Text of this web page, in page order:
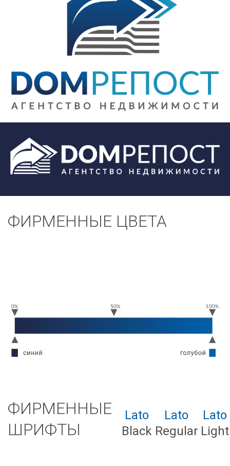
ФИРМЕННЫЕ ЦВЕТА
ФИРМЕННЫЕ
ШРИФТЫ
Lato
Black
Lato
Regular
Lato
Light